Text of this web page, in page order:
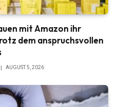
mit Amazon ihr
dem anspruchsvollen
AUGUST 5, 2026